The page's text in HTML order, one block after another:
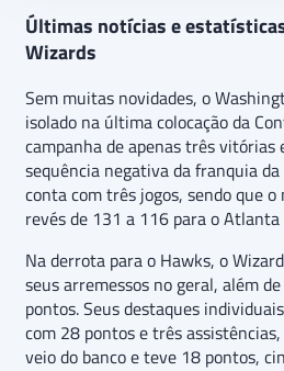
Últimas notícias e
Wizards
Sem muitas novidades, o
isolado na última colocação da
campanha de apenas três vitórias
sequência negativa da franquia
conta com três jogos, sendo que
revés de 131 a 116 para o
Na derrota para o Hawks, o
seus arremessos no geral, além
pontos. Seus destaques
com 28 pontos e três
veio do banco e teve 18 pontos,